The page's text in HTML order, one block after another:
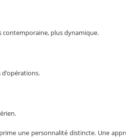
contemporaine, plus dynamique.
une personnalité distincte. Une